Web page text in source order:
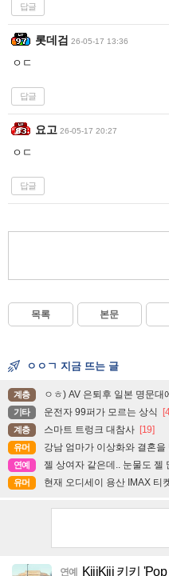
답글
롯데검 26-05-17 13:36
ㅇㄷ
답글
요고 26-05-17 20:27
ㅇㄷ
답글
목록 본문
ㅇㅇㄱ 지금 뜨는 글
계층 ㅇㅎ) AV 은퇴후 일본 명문대
기타 운전자 99퍼가 모르는 상식
계층 스마트 트렁크 대참사 [19]
유머 강남 엄마가 이상화와 결혼을
연예 젤 상여자 같은데.. 눈물도 젤
유머 현재 오디세이 용산 IMAX 티
연예 KiiiKiii 키키 'Pop